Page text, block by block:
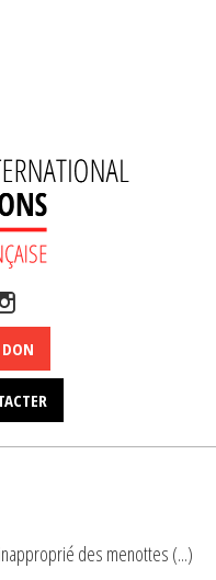
des menottes (...)